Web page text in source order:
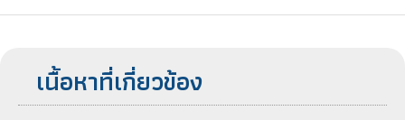
เนื้อหาที่เกี่ยวข้อง